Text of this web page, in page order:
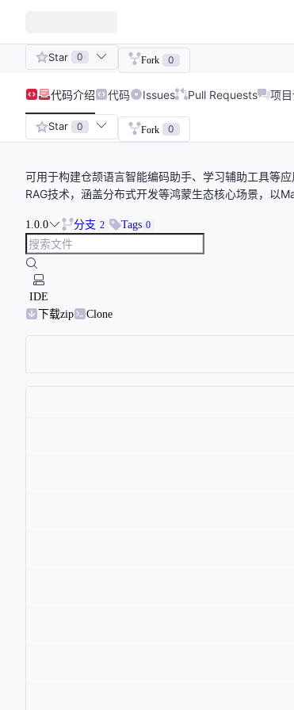
Star 0 Fork 0
代码介绍 代码 Issues Pull Requests 项
Star 0 Fork 0
可用于构建仓颉语言智能编码助手、学习辅助工具等
RAG技术，涵盖分布式开发等鸿蒙生态核心场景，以
1.0.0 分支 2 Tags 0
IDE
下载zip
Clone